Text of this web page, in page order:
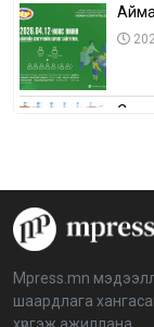
Mpress.mn
шаардлага
хүргэж ажиллана.